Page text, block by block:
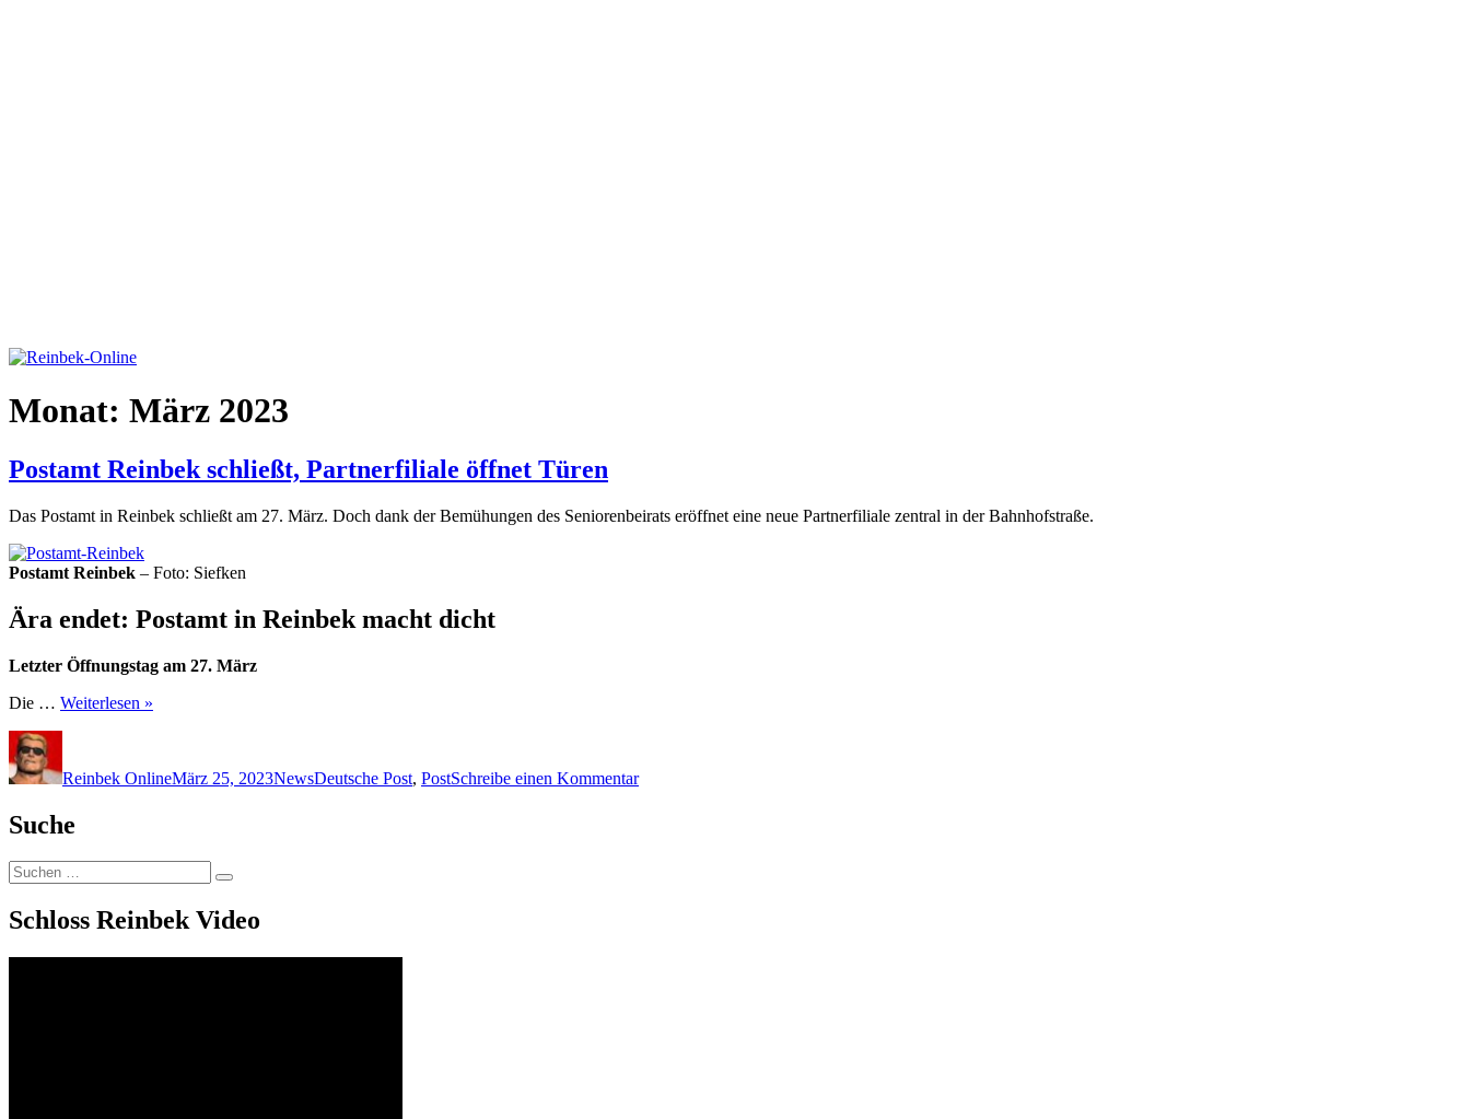
Monat: März 2023
Postamt Reinbek schließt, Partnerfiliale öffnet Türen
Das Postamt in Reinbek schließt am 27. März. Doch dank der Bemühungen des Seniorenbeirats eröffnet eine neue Partnerfiliale zentral in der Bahnhofstraße.
Postamt Reinbek – Foto: Siefken
Ära endet: Postamt in Reinbek macht dicht
Letzter Öffnungstag am 27. März
Die … Weiterlesen »
Reinbek OnlineMärz 25, 2023NewsDeutsche Post, PostSchreibe einen KommentarReinbek
Suche
Suchen
nach:
Suchen
Schloss Reinbek Video